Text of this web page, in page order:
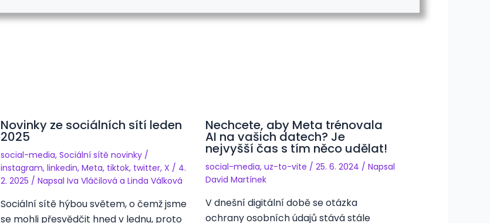
Novinky ze sociálních sítí leden
2025
social-media, Sociální sítě novinky/
instagram, linkedin, Meta, tiktok, twitter, X / 4.
2. 2025 / Napsal Iva Vláčilová a Linda Válková
Sociální sítě hýbou světem, o čemž jsme
se mohli přesvědčit hned v lednu, proto
Nechcete, aby Meta trénovala
AI na vašich datech? Je
nejvyšší čas s tím něco udělat!
social-media,uz-to-vite /25. 6. 2024 / Napsal
David Martínek
V dnešní digitální době se otázka
ochrany osobních údajů stává stále